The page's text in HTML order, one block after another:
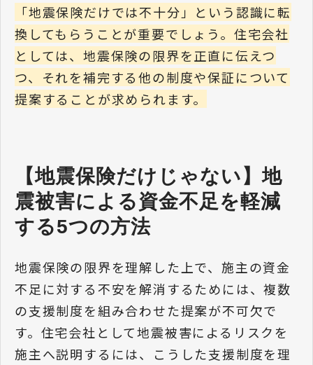
「地震保険だけでは不十分」という認識に転
換してもらうことが重要でしょう。住宅会社
としては、地震保険の限界を正直に伝えつ
つ、それを補完する他の制度や保証について
提案することが求められます。
【地震保険だけじゃない】地
震被害による資金不足を軽減
する5つの方法
地震保険の限界を理解した上で、施主の資金
不足に対する不安を解消するためには、複数
の支援制度を組み合わせた提案が不可欠で
す。住宅会社として地震被害によるリスクを
施主へ説明するには、こうした支援制度を理